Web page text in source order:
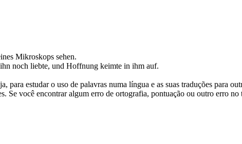
Mikroskops sehen.
noch liebte, und Hoffnung keimte in ihm auf.
estudar o uso de palavras numa língua e as suas traduções para
Se você encontrar algum erro de ortografia, pontuação ou outro erro